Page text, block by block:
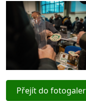
Přejít do